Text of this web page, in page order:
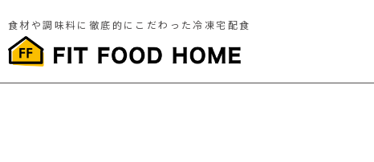
食材や調味料に徹底的にこだわった冷凍宅配食